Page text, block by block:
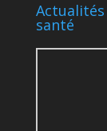
santé